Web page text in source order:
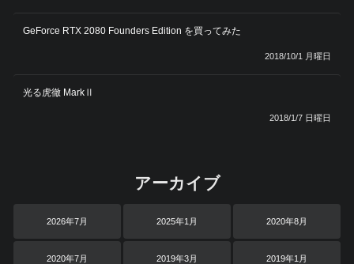
GeForce RTX 2080 Founders Edition を買ってみた
2018/10/1 月曜日
光る虎徹 MarkⅡ
2018/1/7 日曜日
アーカイブ
2026年7月 2025年1月 2020年8月
2020年7月 2019年3月 2019年1月